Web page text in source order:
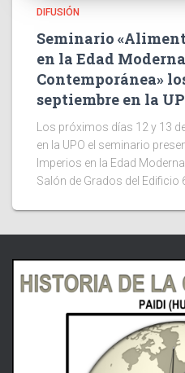
DIFUSIÓN
Seminario
en la Edad
Contemporánea»
septiembre en la
Los próximos días 12 y 13
en la UPO el seminario
Imperios en la Edad
Salón de Grados del Edificio